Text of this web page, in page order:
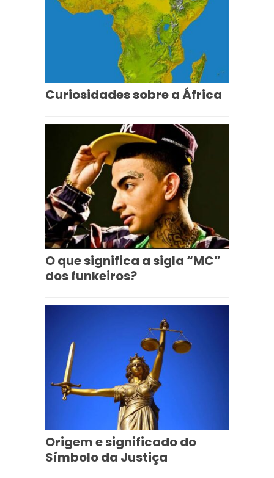
Curiosidades sobre a África
O que significa a sigla “MC”
dos funkeiros?
Origem e significado do
Símbolo da Justiça